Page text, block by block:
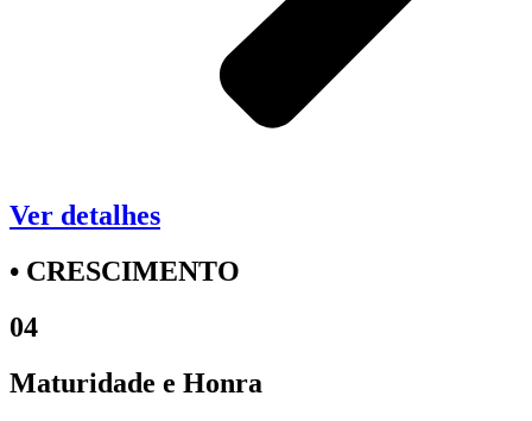
Ver detalhes
• CRESCIMENTO
04
Maturidade e Honra